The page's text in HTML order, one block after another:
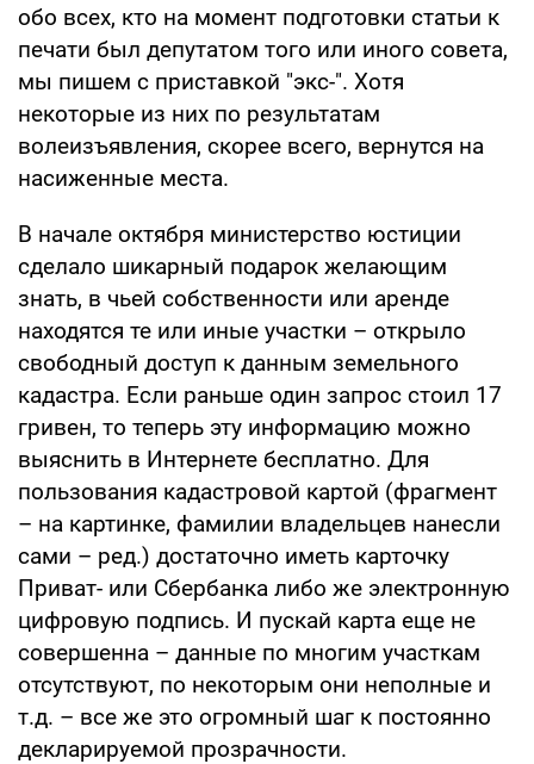
обо всех, кто на момент подготовки статьи к
печати был депутатом того или иного совета,
мы пишем с приставкой "экс-". Хотя
некоторые из них по результатам
волеизъявления, скорее всего, вернутся на
насиженные места.
В начале октября министерство юстиции
сделало шикарный подарок желающим
знать, в чьей собственности или аренде
находятся те или иные участки – открыло
свободный доступ к данным земельного
кадастра. Если раньше один запрос стоил 17
гривен, то теперь эту информацию можно
выяснить в Интернете бесплатно. Для
пользования кадастровой картой (фрагмент
– на картинке, фамилии владельцев нанесли
сами – ред.) достаточно иметь карточку
Приват- или Сбербанка либо же электронную
цифровую подпись. И пускай карта еще не
совершенна – данные по многим участкам
отсутствуют, по некоторым они неполные и
т.д. – все же это огромный шаг к постоянно
декларируемой прозрачности.